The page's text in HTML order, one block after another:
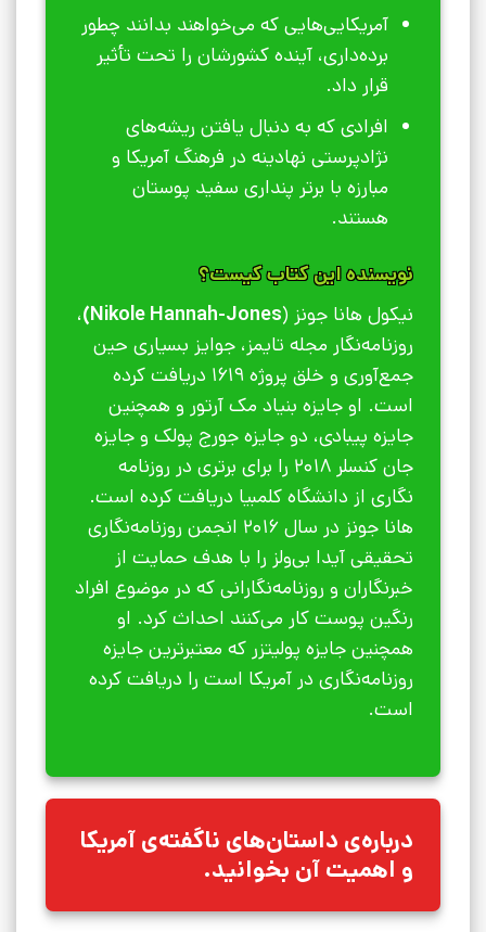
آمریکایی‌هایی که می‌خواهند بدانند چطور
برده‌داری، آینده کشورشان را تحت تأثیر
قرار داد.
افرادی که به دنبال یافتن ریشه‌های
نژادپرستی نهادینه در فرهنگ آمریکا و
مبارزه با برتر پنداری سفید پوستان
هستند.
نویسنده این کتاب کیست؟
نیکول هانا جونز (Nikole Hannah-Jones) ،
روزنامه‌نگار مجله تایمز، جوایز بسیاری حین
جمع‌آوری و خلق پروژه 1619 دریافت کرده
است. او جایزه بنیاد مک آرتور و همچنین
جایزه پیبادی، دو جایزه جورج پولک و جایزه
جان کنسلر 2018 را برای برتری در روزنامه
نگاری از دانشگاه کلمبیا دریافت کرده است.
هانا جونز در سال 2016 انجمن روزنامه‌نگاری
تحقیقی آیدا بی‌ولز را با هدف حمایت از
خبرنگاران و روزنامه‌نگارانی که در موضوع افراد
رنگین پوست کار می‌کنند احداث کرد. او
همچنین جایزه پولیتزر که معتبرترین جایزه
روزنامه‌نگاری در آمریکا است را دریافت کرده
است.
درباره‌ی داستان‌های ناگفته‌ی آمریکا
و اهمیت آن بخوانید.